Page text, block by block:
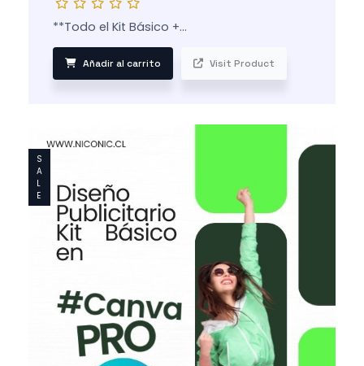
**Todo el Kit Básico +…
Añadir al carrito Visit Product
S
A
L
E